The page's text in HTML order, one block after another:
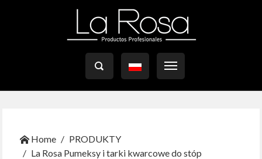

Home
PRODUKTY
La Rosa Pumeksy i tarki kwarcowe do stóp